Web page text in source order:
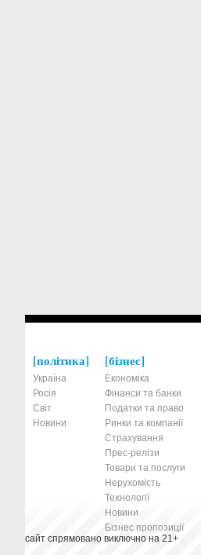
політика
Україна
Росія
Світ
Новини
бізнес
Економіка
Фінанси та банки
Податки та право
Ринки та компанії
Страхування
Прес-релізи
Товари та послуги
Нерухомість
Технології
Новини
Бізнес пропозиції
сайт спрямовано виключно на 21+